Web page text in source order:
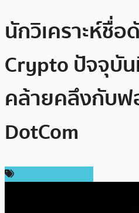
นักวิเคราะห์ชื่อ
Crypto ปัจจุบั
คล้ายคลึงกับ
DotCom